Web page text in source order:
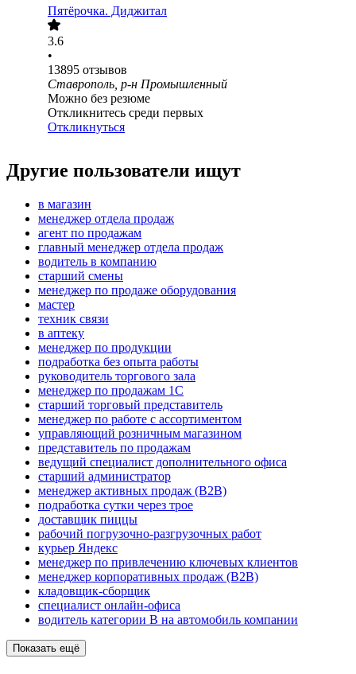
Пятёрочка. Диджитал
3.6
•
13895 отзывов
Ставрополь, р-н Промышленный
Можно без резюме
Откликнитесь среди первых
Откликнуться
Другие пользователи ищут
в магазин
менеджер отдела продаж
агент по продажам
главный менеджер отдела продаж
водитель в компанию
старший смены
менеджер по продаже оборудования
мастер
техник связи
в аптеку
менеджер по продукции
подработка без опыта работы
руководитель торгового зала
менеджер по продажам 1С
старший торговый представитель
менеджер по работе с ассортиментом
управляющий розничным магазином
представитель по продажам
ведущий специалист дополнительного офиса
старший администратор
менеджер активных продаж (B2B)
подработка сутки через трое
доставщик пиццы
рабочий погрузочно-разгрузочных работ
курьер Яндекс
менеджер по привлечению ключевых клиентов
менеджер корпоративных продаж (B2B)
кладовщик-сборщик
специалист онлайн-офиса
водитель категории B на автомобиль компании
Показать ещё